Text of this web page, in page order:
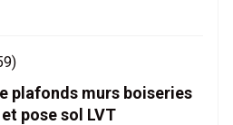
plafonds murs boiseries
pose sol LVT